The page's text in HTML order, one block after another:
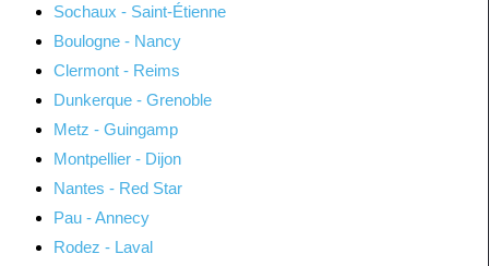
Sochaux - Saint-Étienne
Boulogne - Nancy
Clermont - Reims
Dunkerque - Grenoble
Metz - Guingamp
Montpellier - Dijon
Nantes - Red Star
Pau - Annecy
Rodez - Laval